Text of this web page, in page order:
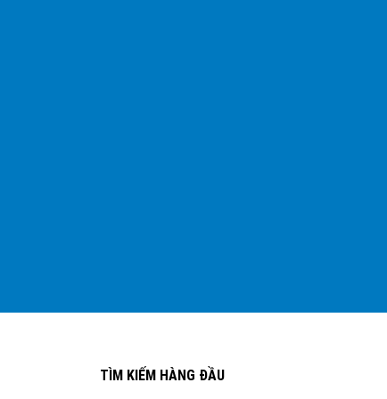
TÌM KIẾM HÀNG ĐẦU